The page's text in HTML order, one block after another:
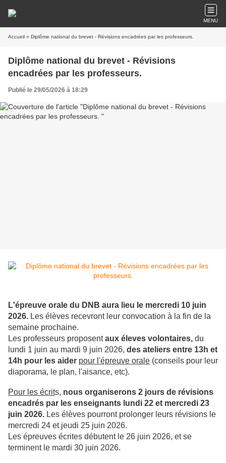
MENU
Accueil » Diplôme national du brevet - Révisions encadrées par les professeurs.
Diplôme national du brevet - Révisions
encadrées par les professeurs.
Publié le 29/05/2026 à 18:29
L'épreuve orale du DNB aura lieu le mercredi 10 juin
2026. Les élèves recevront leur convocation à la fin de la
semaine prochaine.
Les professeurs proposentaux éleves volontaires, du
lundi 1 juin au mardi 9 juin 2026, des ateliers entre 13h et
14h pour les aider pour l'épreuve orale (conseils pour leur
diaporama, le plan, l'aisance, etc).
Pour les écrits, nous organiserons 2 jours de révisions
encadrés par les enseignants lundi 22 et mercredi 23
juin 2026. Les élèves pourront prolonger leurs révisions le
mercredi 24 et jeudi 25 juin 2026.
Les épreuves écrites débutent le 26 juin 2026, et se
terminent le mardi 30 juin 2026.